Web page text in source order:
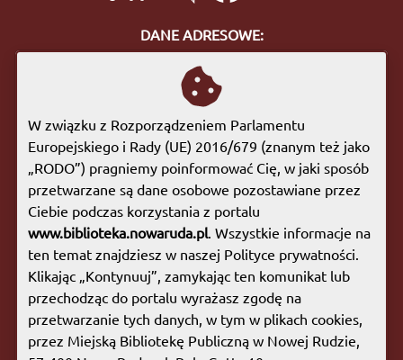
DANE ADRESOWE:
ul. Bohaterów Getta 10
57-400 Nowa Ruda
tel. 74 872 46 96
biuro@biblioteka.nowaruda.pl
GODZINY OTWARCIA:
Poniedziałek:
09:00 - 17:00
Wtorek:
09:00 - 17:00
Środa:
09:00 - 17:00
Czwartek:
08:00 - 15:30
Piątek:
09:00 - 17:00
Sobota:
08:00 - 13:00
Mapa witryny| Polityka prywatności
W związku z Rozporządzeniem Parlamentu
Europejskiego i Rady (UE) 2016/679 (znanym też jako
„RODO”) pragniemy poinformować Cię, w jaki sposób
przetwarzane są dane osobowe pozostawiane przez
Ciebie podczas korzystania z portalu
www.biblioteka.nowaruda.pl. Wszystkie informacje na
ten temat znajdziesz w naszej Polityce prywatności.
Klikając „Kontynuuj”, zamykając ten komunikat lub
przechodząc do portalu wyrażasz zgodę na
przetwarzanie tych danych, w tym w plikach cookies,
przez Miejską Bibliotekę Publiczną w Nowej Rudzie,